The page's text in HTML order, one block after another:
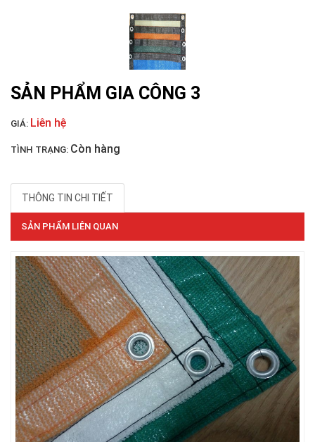
LƯỚI HÀNG RÀO HÌNH VUÔNG
LƯỚI NUÔI TRỒNG HẢI SẢN
SẢN PHẨM GIA CÔNG 3
GIÁ: Liên hệ
TÌNH TRẠNG: Còn hàng
THÔNG TIN CHI TIẾT
SẢN PHẨM LIÊN QUAN